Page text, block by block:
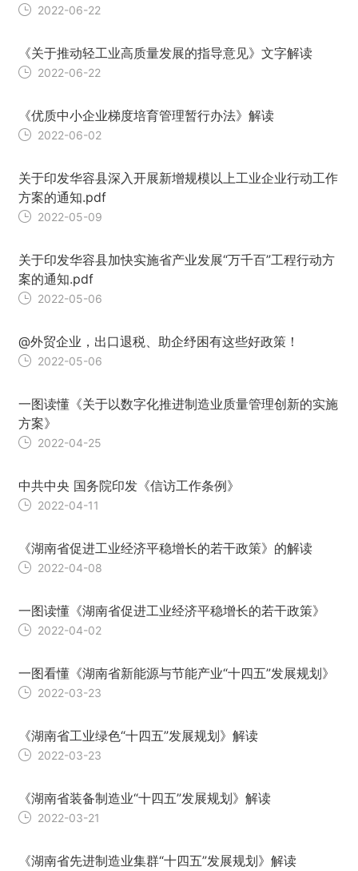
2022-06-22
《关于推动轻工业高质量发展的指导意见》文字解读
2022-06-22
《优质中小企业梯度培育管理暂行办法》解读
2022-06-02
关于印发华容县深入开展新增规模以上工业企业行动工作
方案的通知.pdf
2022-05-09
关于印发华容县加快实施省产业发展“万千百”工程行动方
案的通知.pdf
2022-05-06
@外贸企业，出口退税、助企纾困有这些好政策！
2022-05-06
一图读懂《关于以数字化推进制造业质量管理创新的实施
方案》
2022-04-25
中共中央 国务院印发《信访工作条例》
2022-04-11
《湖南省促进工业经济平稳增长的若干政策》的解读
2022-04-08
一图读懂《湖南省促进工业经济平稳增长的若干政策》
2022-04-02
一图看懂《湖南省新能源与节能产业“十四五”发展规划》
2022-03-23
《湖南省工业绿色“十四五”发展规划》解读
2022-03-23
《湖南省装备制造业“十四五”发展规划》解读
2022-03-21
《湖南省先进制造业集群“十四五”发展规划》解读